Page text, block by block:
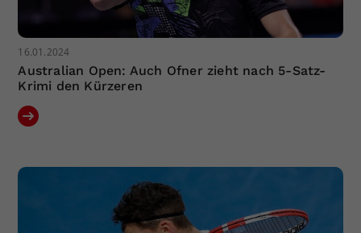
16.01.2024
Australian Open: Auch Ofner zieht nach 5-Satz-
Krimi den Kürzeren